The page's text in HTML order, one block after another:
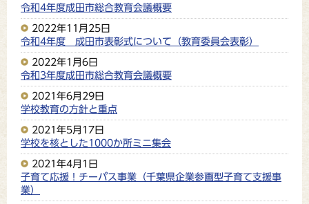
令和4年度成田市総合教育会議概要
2022年11月25日
令和4年度 成田市表彰式について（教育委員会表彰）
2022年1月6日
令和3年度成田市総合教育会議概要
2021年6月29日
学校教育の方針と重点
2021年5月17日
学校を核とした1000か所ミニ集会
2021年4月1日
子育て応援！チーパス事業（千葉県企業参画型子育て支援事
業）